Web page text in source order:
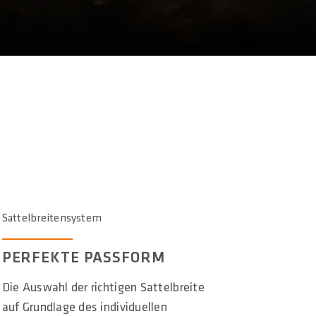
Sattelbreitensystem
PERFEKTE PASSFORM
Die Auswahl der richtigen Sattelbreite
auf Grundlage des individuellen